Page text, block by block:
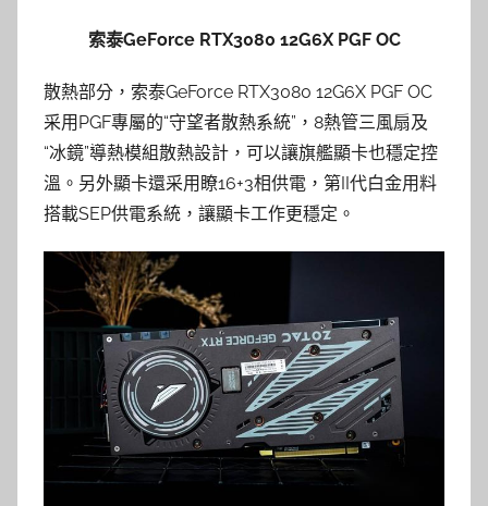
索泰GeForce RTX3080 12G6X PGF OC
散熱部分，索泰GeForce RTX3080 12G6X PGF OC
采用PGF專屬的“守望者散熱系統”，8熱管三風扇及
“冰鏡”導熱模組散熱設計，可以讓旗艦顯卡也穩定控
溫。另外顯卡還采用瞭16+3相供電，第II代白金用料
搭載SEP供電系統，讓顯卡工作更穩定。